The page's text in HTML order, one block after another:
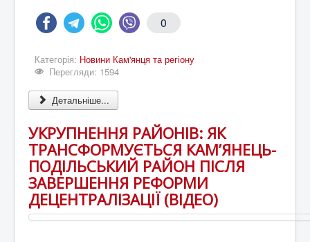
0
Категорія: Новини Кам'янця та регіону
Перегляди: 1594
Детальніше...
УКРУПНЕННЯ РАЙОНІВ: ЯК
ТРАНСФОРМУЄТЬСЯ КАМ’ЯНЕЦЬ-
ПОДІЛЬСЬКИЙ РАЙОН ПІСЛЯ
ЗАВЕРШЕННЯ РЕФОРМИ
ДЕЦЕНТРАЛІЗАЦІЇ (ВІДЕО)